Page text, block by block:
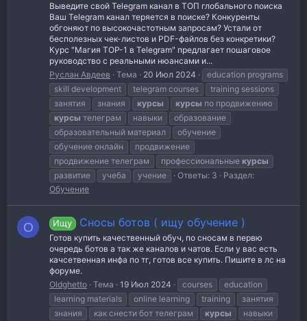
Выведите свой Telegram канал в ТОП глобального поиска
Ваш Telegram канал теряется в поиске? Конкуренты
обгоняют по высокочастотным запросам? Устали от
бесполезных чек-листов и PDF-файлов без конкретики?
Курс "Магия TOP-1 в Telegram" предлагает пошаговое
руководство с реальными нюансами и...
Руслан Авдеев
Тема 20 Июл 2024
education programs
skill development
telegram courses
training sessions
занятия
знания курсы курсы по продвижению
курсы телеграм навыки
образование
образовательный материал
обучение
обучение онлайн
продвижение
продвижение телеграм
профессиональные курсы
развитие
учеба учение Ответы: 3
Раздел:
Обучение
O Ищу Сносы ботов ( ищу обучение )
Готов купить качественный обуч, по сносам в первю
очередь ботов а так же каналов и чатов. Если у вас есть
качсетвенная инфа по тг, готов все купить. Пишите в лс на
форуме.
Oldghetto Тема 19 Июл 2024 courses
education
learning materials
online learning training
занятия
знания
как снести бот телеграм курсы
навыки